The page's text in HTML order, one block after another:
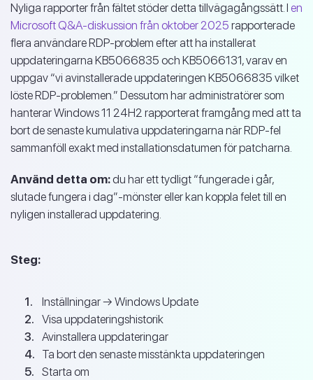
Nyliga rapporter från fältet stöder detta tillvägagångssätt. I en
Microsoft Q&A-diskussion från oktober 2025 rapporterade
flera användare RDP-problem efter att ha installerat
uppdateringarna KB5066835 och KB5066131, varav en
uppgav “vi avinstallerade uppdateringen KB5066835 vilket
löste RDP-problemen.” Dessutom har administratörer som
hanterar Windows 11 24H2 rapporterat framgång med att ta
bort de senaste kumulativa uppdateringarna när RDP-fel
sammanföll exakt med installationsdatumen för patcharna.
Använd detta om:du har ett tydligt “fungerade i går,
slutade fungera i dag”-mönster eller kan koppla felet till en
nyligen installerad uppdatering.
Steg:
Inställningar → Windows Update
Visa uppdateringshistorik
Avinstallera uppdateringar
Ta bort den senaste misstänkta uppdateringen
Starta om